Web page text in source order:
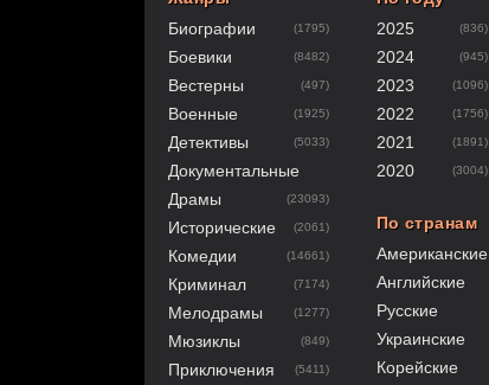
60
1 2 3 4
Биографии
(1795)
Боевики (8482)
Вестерны (497)
Военные (1925)
Детективы (5033)
Документальные
Драмы
(23093)
Исторические (2061)
Комедии (14661)
Криминал (7174)
Мелодрамы (1277)
Мюзиклы (849)
Приключения (5411)
2025
(836)
2024 (945)
2023 (1096)
2022 (1756)
2021 (1891)
2020 (3004)
По странам
Американские
Английские
Русские
Украинские
Корейские